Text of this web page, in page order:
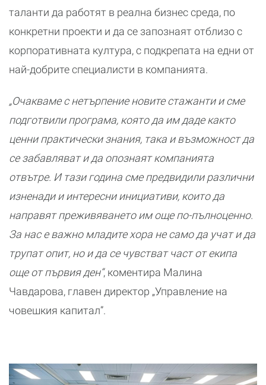
таланти да работят в реална бизнес среда, по
конкретни проекти и да се запознаят отблизо с
корпоративната култура, с подкрепата на едни от
най-добрите специалисти в компанията.
„Очакваме с нетърпение новите стажанти и сме
подготвили програма, която да им даде както
ценни практически знания, така и възможност да
се забавляват и да опознаят компанията
отвътре. И тази година сме предвидили различни
изненади и интересни инициативи, които да
направят преживяването им още по-пълноценно.
За нас е важно младите хора не само да учат и да
трупат опит, но и да се чувстват част от екипа
още от първия ден“, коментира Малина
Чавдарова, главен директор „Управление на
човешкия капитал”.